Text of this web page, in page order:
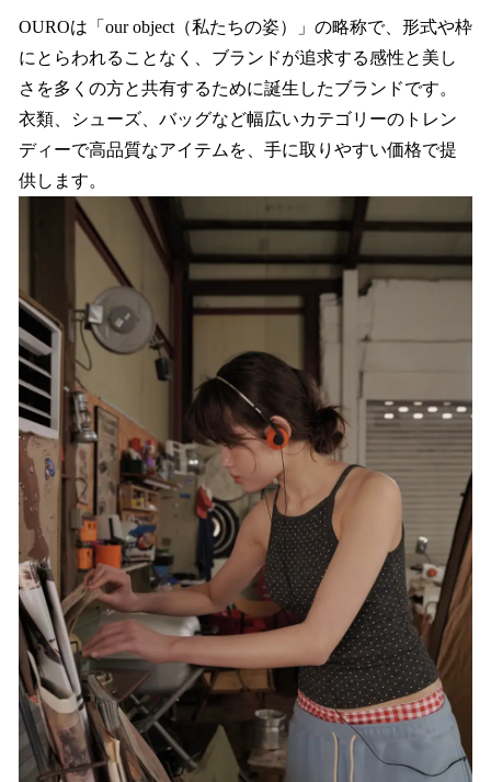
OUROは「our object（私たちの姿）」の略称で、形式や枠
にとらわれることなく、ブランドが追求する感性と美し
さを多くの方と共有するために誕生したブランドです。
衣類、シューズ、バッグなど幅広いカテゴリーのトレン
ディーで高品質なアイテムを、手に取りやすい価格で提
供します。